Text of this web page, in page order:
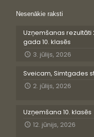
Nesenākie raksti
Uzņemšanas rezultāti
gada 10. klasēs
3. jūlijs, 2026
Sveicam, Simtgades
2. jūlijs, 2026
Uzņemšana 10. klasēs
12. jūnijs, 2026